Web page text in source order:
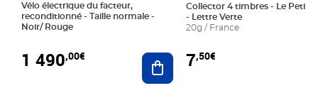
Vélo électrique du facteur,
reconditionné - Taille normale -
Noir/ Rouge
1 490,00€ Ajouter au panier
Collector 4 timbres - Le Petit
- Lettre Verte
20g / France
7,50€